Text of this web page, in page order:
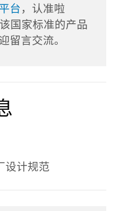
台 ，认准啦
国家标准的产品
留言交流。
设计规范